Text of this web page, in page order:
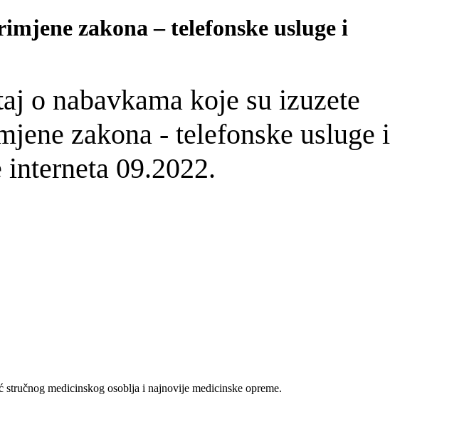
zakona – telefonske usluge i
o nabavkama koje su izuzete
zakona - telefonske usluge i
interneta 09.2022.
medicinskog osoblja i najnovije medicinske opreme.